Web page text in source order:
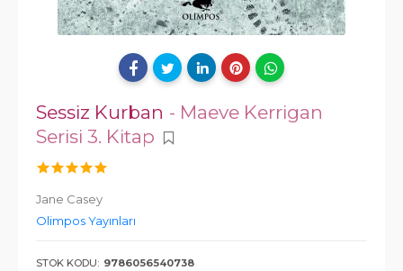
Sessiz Kurban - Maeve Kerrigan
Serisi 3. Kitap
Jane Casey
Olimpos Yayınları
STOK KODU: 9786056540738